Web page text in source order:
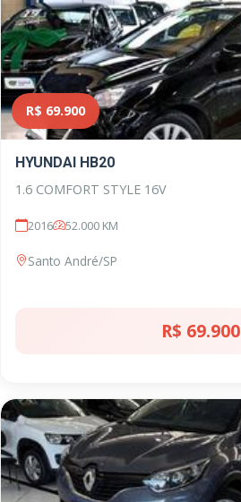
R$ 69.900
HYUNDAI HB20
1.6 COMFORT STYLE 16V
2016 52.000 KM
Santo André/SP
R$ 69.900